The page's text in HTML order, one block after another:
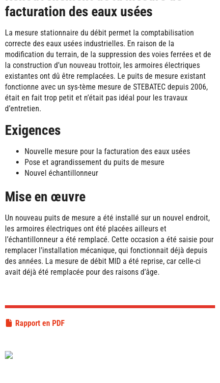
facturation des eaux usées
La mesure stationnaire du débit permet la comptabilisation
correcte des eaux usées industrielles. En raison de la
modification du terrain, de la suppression des voies ferrées et de
la construction d’un nouveau trottoir, les armoires électriques
existantes ont dû être remplacées. Le puits de mesure existant
fonctionne avec un sys-tème mesure de STEBATEC depuis 2006,
était en fait trop petit et n’était pas idéal pour les travaux
d’entretien.
Exigences
Nouvelle mesure pour la facturation des eaux usées
Pose et agrandissement du puits de mesure
Nouvel échantillonneur
Mise en œuvre
Un nouveau puits de mesure a été installé sur un nouvel endroit,
les armoires électriques ont été placées ailleurs et
l’échantillonneur a été remplacé. Cette occasion a été saisie pour
remplacer l’installation mécanique, qui fonctionnait déjà depuis
des années. La mesure de débit MID a été reprise, car celle-ci
avait déjà été remplacée pour des raisons d’âge.
Rapport en PDF